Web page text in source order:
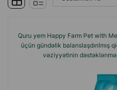
dəstəkləməyə kömək edir,
Brendin geniş çeşidi ev
fərdi ehtiyacları nəzərə
seçməyə imkan verir.
birləşməsi sayəsində Happy
Quru yem Happy Farm Pet with
üçün gündəlik balanslaşdırılmış
vəziyyətinin